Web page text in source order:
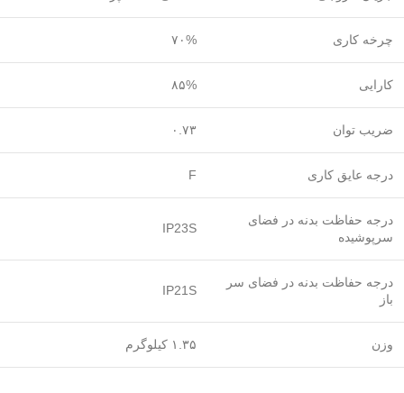
چرخه کاری ۷۰%
کارایی ۸۵%
ضریب توان ۰.۷۳
درجه عایق کاری F
درجه حفاظت بدنه در فضای
سرپوشیده
IP23S
درجه حفاظت بدنه در فضای سر
باز
IP21S
وزن ۱.۳۵ کیلوگرم